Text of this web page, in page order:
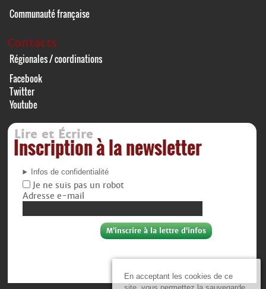
En acceptant les cookies de ce
Communauté française
Contacts
Régionales / coordinations
Facebook
Twitter
Youtube
Lire et Écrire
Inscription à la newsletter
Infos de confidentialité
Je ne suis pas un robot
Adresse e-mail